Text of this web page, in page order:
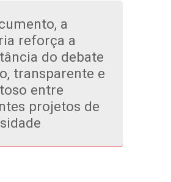
a
reforça a
do debate
transparente e
entre
projetos de